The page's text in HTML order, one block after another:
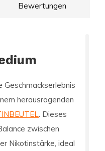
Bewertungen
Geschmackserlebnis
herausragenden
. Dieses
zwischen
Nikotinstärke, ideal